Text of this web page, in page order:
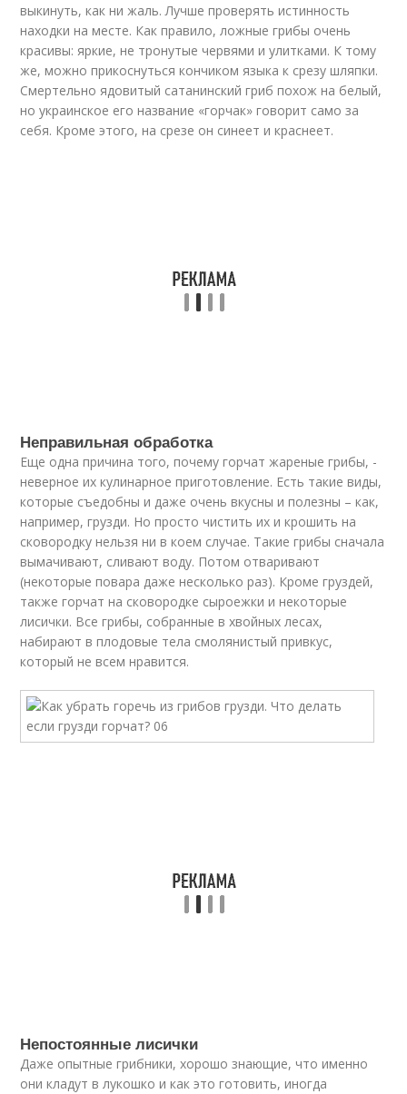
выкинуть, как ни жаль. Лучше проверять истинность
находки на месте. Как правило, ложные грибы очень
красивы: яркие, не тронутые червями и улитками. К тому
же, можно прикоснуться кончиком языка к срезу шляпки.
Смертельно ядовитый сатанинский гриб похож на белый,
но украинское его название «горчак» говорит само за
себя. Кроме этого, на срезе он синеет и краснеет.
Неправильная обработка
Еще одна причина того, почему горчат жареные грибы, -
неверное их кулинарное приготовление. Есть такие виды,
которые съедобны и даже очень вкусны и полезны – как,
например, грузди. Но просто чистить их и крошить на
сковородку нельзя ни в коем случае. Такие грибы сначала
вымачивают, сливают воду. Потом отваривают
(некоторые повара даже несколько раз). Кроме груздей,
также горчат на сковородке сыроежки и некоторые
лисички. Все грибы, собранные в хвойных лесах,
набирают в плодовые тела смолянистый привкус,
который не всем нравится.
Непостоянные лисички
Даже опытные грибники, хорошо знающие, что именно
они кладут в лукошко и как это готовить, иногда